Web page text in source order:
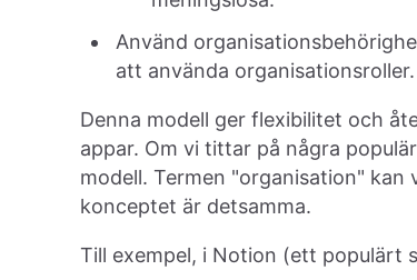
Använd
att använda organisationsroller.
Denna modell ger flexibilitet och
appar. Om vi tittar på några
modell. Termen "organisation" kan
konceptet är detsamma.
Till exempel, i Notion (ett populärt